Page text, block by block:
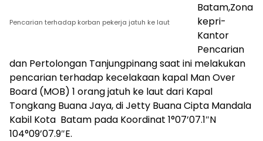
Pencarian terhadap korban pekerja jatuh ke laut
Batam,Zona
kepri-
Kantor
Pencarian
dan Pertolongan Tanjungpinang saat ini melakukan
pencarian terhadap kecelakaan kapal Man Over
Board (MOB) 1 orang jatuh ke laut dari Kapal
Tongkang Buana Jaya, di Jetty Buana Cipta Mandala
Kabil Kota Batam pada Koordinat 1°07’07.1″N
104°09’07.9″E.